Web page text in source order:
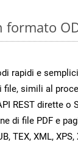
rapidi e
file, simili al
REST dirette o
di file PDF e
TEX, XML, XPS,